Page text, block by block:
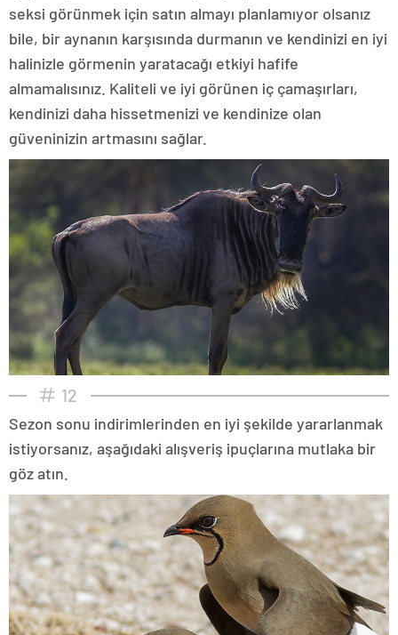
seksi görünmek için satın almayı planlamıyor olsanız
bile, bir aynanın karşısında durmanın ve kendinizi en iyi
halinizle görmenin yaratacağı etkiyi hafife
almamalısınız. Kaliteli ve iyi görünen iç çamaşırları,
kendinizi daha hissetmenizi ve kendinize olan
güveninizin artmasını sağlar.
12
Sezon sonu indirimlerinden en iyi şekilde yararlanmak
istiyorsanız, aşağıdaki alışveriş ipuçlarına mutlaka bir
göz atın.